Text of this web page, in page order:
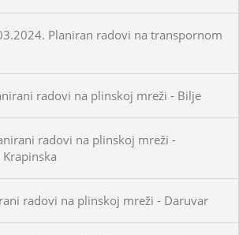
Planiran radovi na transpornom
radovi na plinskoj mreži - Bilje
radovi na plinskoj mreži -
radovi na plinskoj mreži - Daruvar